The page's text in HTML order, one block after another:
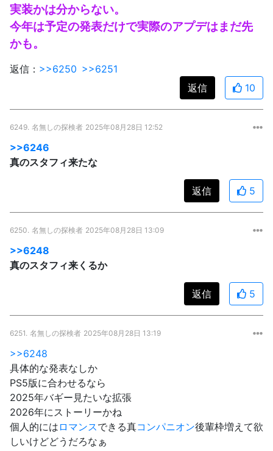
実装かは分からない。
今年は予定の発表だけで実際のアプデはまだ先
かも。
返信： >>6250 >>6251
返信
10
6249. 名無しの探検者 2025年08月28日 12:52
>>6246
真のスタフィ来たな
返信 5
6250. 名無しの探検者 2025年08月28日 13:09
>>6248
真のスタフィ来くるか
返信 5
6251. 名無しの探検者 2025年08月28日 13:19
>>6248
具体的な発表なしか
PS5版に合わせるなら
2025年バギー見たいな拡張
2026年にストーリーかね
個人的には ロマンスできる真コンパニオン後輩枠増えて欲
しいけどどうだろなぁ